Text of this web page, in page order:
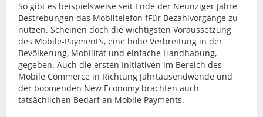
So gibt es beispielsweise seit Ende der Neunziger Jahre
Bestrebungen das Mobiltelefon fFür Bezahlvorgänge zu
nutzen. Scheinen doch die wichtigsten Voraussetzung
des Mobile-Payment’s, eine hohe Verbreitung in der
Bevölkerung, Mobilität und einfache Handhabung,
gegeben. Auch die ersten Initiativen im Bereich des
Mobile Commerce in Richtung Jahrtausendwende und
der boomenden New Economy brachten auch
tatsächlichen Bedarf an Mobile Payments.